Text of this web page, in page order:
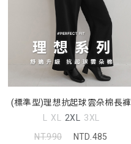
(標準型)理想抗起球雲朵棉長褲
L XL 2XL 3XL
NT.990
NTD.485